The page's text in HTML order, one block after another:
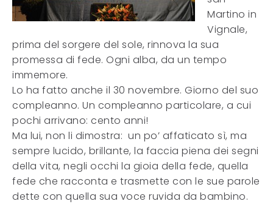
Martino in
Vignale,
prima del sorgere del sole, rinnova la sua
promessa di fede. Ogni alba, da un tempo
immemore.
Lo ha fatto anche il 30 novembre. Giorno del suo
compleanno. Un compleanno particolare, a cui
pochi arrivano: cento anni!
Ma lui, non li dimostra: un po’ affaticato sì, ma
sempre lucido, brillante, la faccia piena dei segni
della vita, negli occhi la gioia della fede, quella
fede che racconta e trasmette con le sue parole
dette con quella sua voce ruvida da bambino.